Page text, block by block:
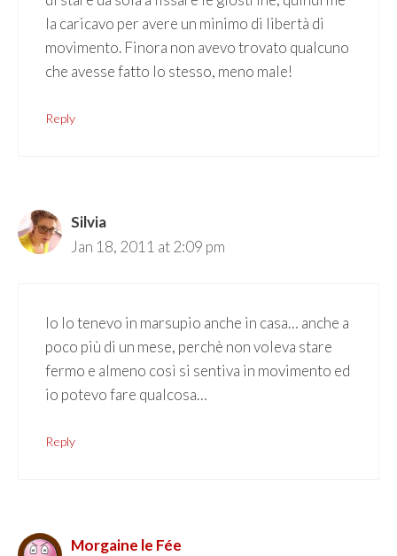
la caricavo per avere un minimo di libertà di
movimento. Finora non avevo trovato qualcuno
che avesse fatto lo stesso, meno male!
Reply
Silvia
Jan 18, 2011 at 2:09 pm
Io lo tenevo in marsupio anche in casa… anche a
poco più di un mese, perchè non voleva stare
fermo e almeno così si sentiva in movimento ed
io potevo fare qualcosa…
Reply
Morgaine le Fée